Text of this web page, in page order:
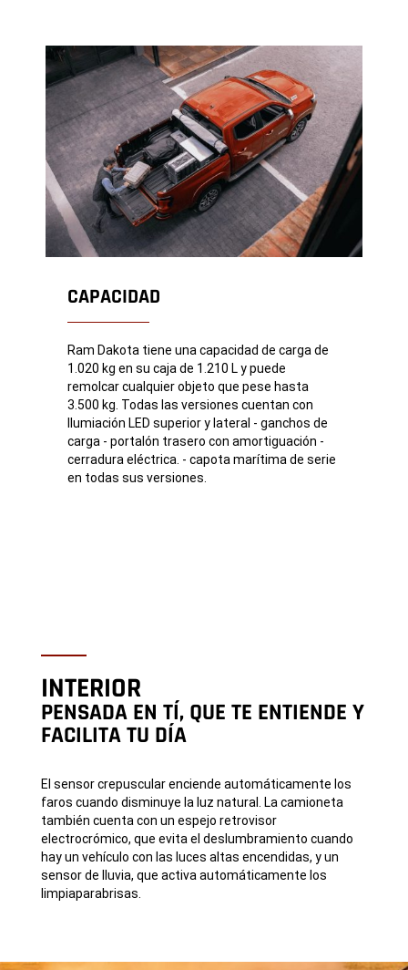
CAPACIDAD
Ram Dakota tiene una capacidad de carga de
1.020 kg en su caja de 1.210 L y puede
remolcar cualquier objeto que pese hasta
3.500 kg. Todas las versiones cuentan con
Ilumiación LED superior y lateral - ganchos de
carga - portalón trasero con amortiguación -
cerradura eléctrica. - capota marítima de serie
en todas sus versiones.
INTERIOR
PENSADA EN TÍ, QUE TE ENTIENDE Y
FACILITA TU DÍA
El sensor crepuscular enciende automáticamente los
faros cuando disminuye la luz natural. La camioneta
también cuenta con un espejo retrovisor
electrocrómico, que evita el deslumbramiento cuando
hay un vehículo con las luces altas encendidas, y un
sensor de lluvia, que activa automáticamente los
limpiaparabrisas.